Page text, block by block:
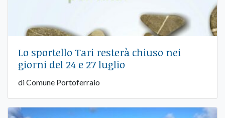
Lo sportello Tari resterà chiuso nei
giorni del 24 e 27 luglio
di Comune Portoferraio